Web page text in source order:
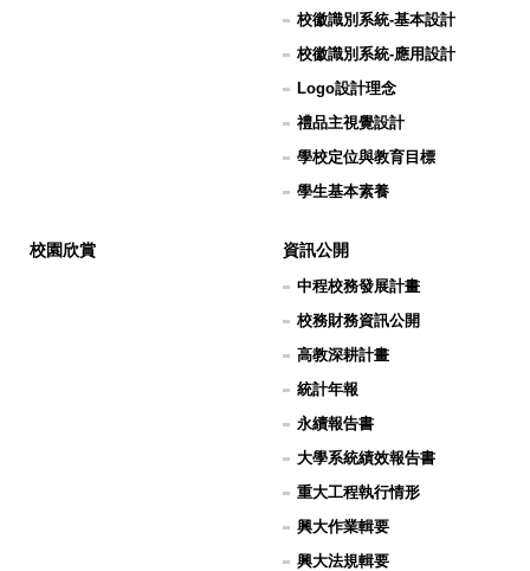
校徽識別系統-基本設計
校徽識別系統-應用設計
Logo設計理念
禮品主視覺設計
學校定位與教育目標
學生基本素養
校園欣賞 資訊公開
中程校務發展計畫
校務財務資訊公開
高教深耕計畫
統計年報
永續報告書
大學系統績效報告書
重大工程執行情形
興大作業輯要
興大法規輯要